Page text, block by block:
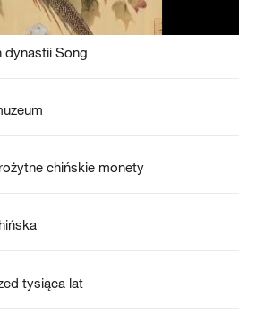
dynastii Song
chińskie monety
tysiąca lat